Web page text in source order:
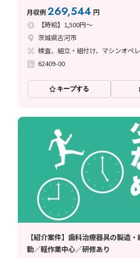
月収例269,544 円
【時給】1,500円～
茨城県古河市
62409-00
キープする
【紹介案件】歯科治療器具の製造
勤／軽作業中心／研修あり